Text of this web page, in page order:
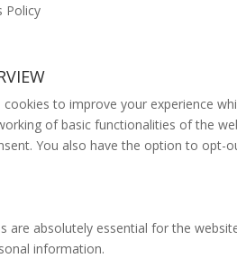
Policy
cookies to improve your experience
of basic functionalities of the
You also have the option to
are absolutely essential for the
information.